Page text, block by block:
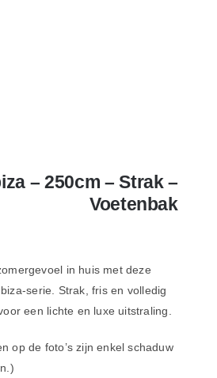
– 250cm – Strak –
Voetenbak
in huis met deze
serie. Strak, fris en volledig
een lichte en luxe uitstraling.
op de foto’s zijn enkel schaduw